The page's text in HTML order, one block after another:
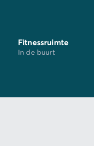
Fitnessruimte
In de buurt